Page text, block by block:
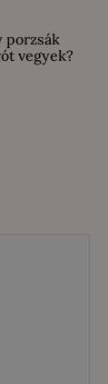
porzsák
vegyek?